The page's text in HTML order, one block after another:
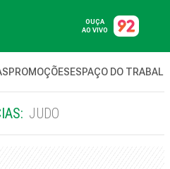
OUÇA
AO VIVO
PROMOÇÕESESPAÇO DO
JUDO